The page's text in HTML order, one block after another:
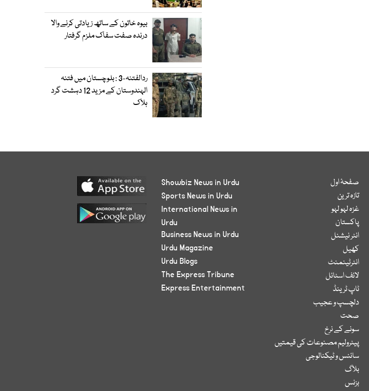
بیوہ خاتون کے ساتھ زیادتی کرنے والا
درندہ صفت سفاک ملزم گرفتار
ردالفتنہ-3 : بلوچستان میں فتنہ
الہندوستان کے مزید 12 دہشت گرد
ہلاک
صفحۂ اول
تازہ ترین
غزہ لہو لہو
پاکستان
انٹر نیشنل
کھیل
انٹرٹینمنٹ
لائف اسٹائل
ٹاپ ٹرینڈ
دلچسپ و عجیب
صحت
سونے کے نرخ
پیٹرولیم مصنوعات کی قیمتیں
سائنس و ٹیکنالوجی
بلاگ
بزنس
Showbiz News in Urdu
Sports News in Urdu
International News in
Urdu
Business News in Urdu
Urdu Magazine
Urdu Blogs
The Express Tribune
Express Entertainment